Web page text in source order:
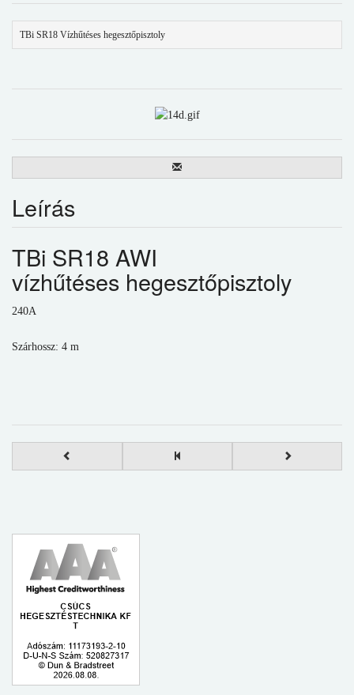
TBi SR18 Vízhűtéses hegesztőpisztoly
Leírás
TBi SR18 AWI
vízhűtéses hegesztőpisztoly
240A
Szárhossz: 4 m